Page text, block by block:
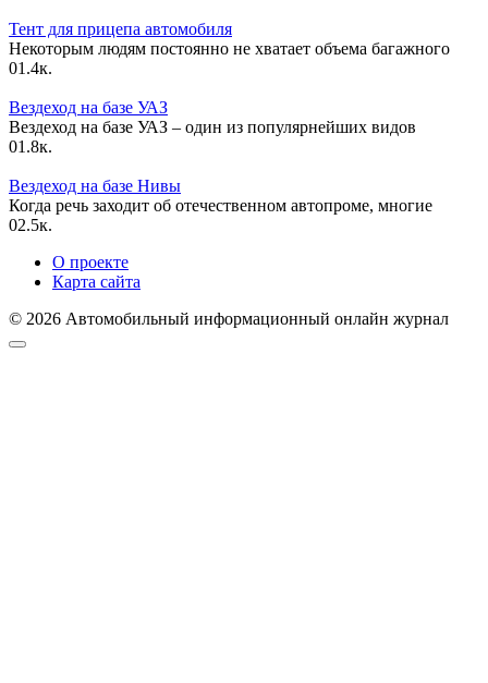
Тент для прицепа автомобиля
Некоторым людям постоянно не хватает объема багажного
01.4к.
Вездеход на базе УАЗ
Вездеход на базе УАЗ – один из популярнейших видов
01.8к.
Вездеход на базе Нивы
Когда речь заходит об отечественном автопроме, многие
02.5к.
О проекте
Карта сайта
© 2026 Автомобильный информационный онлайн журнал